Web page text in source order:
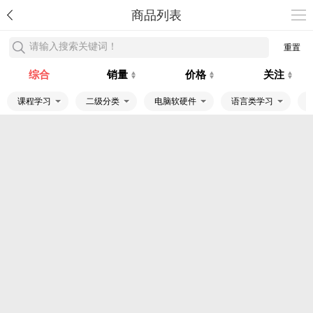
商品列表
请输入搜索关键词！ 重置
综合 销量 价格 关注
课程学习 二级分类 电脑软硬件 语言类学习